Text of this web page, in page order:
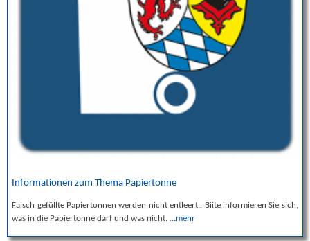
Informationen zum Thema Papiertonne
Falsch gefüllte Papiertonnen werden nicht entleert.. Biite informieren Sie sich,
was in die Papiertonne darf und was nicht.…mehr